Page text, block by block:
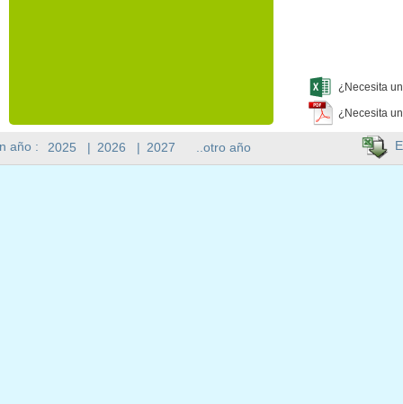
¿Necesita
¿Necesita
año : 2025 | 2026 | 2027 ..otro año